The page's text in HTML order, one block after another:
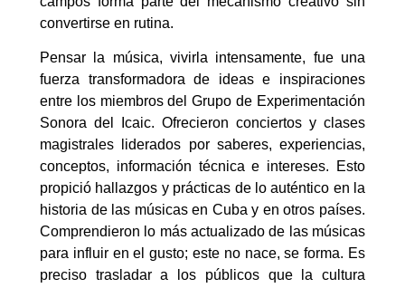
convertirse en rutina.
Pensar la música, vivirla intensamente, fue una
fuerza transformadora de ideas e inspiraciones
entre los miembros del Grupo de Experimentación
Sonora del Icaic. Ofrecieron conciertos y clases
magistrales liderados por saberes, experiencias,
conceptos, información técnica e intereses. Esto
propició hallazgos y prácticas de lo auténtico en la
historia de las músicas en Cuba y en otros países.
Comprendieron lo más actualizado de las músicas
para influir en el gusto; este no nace, se forma. Es
preciso trasladar a los públicos que la cultura